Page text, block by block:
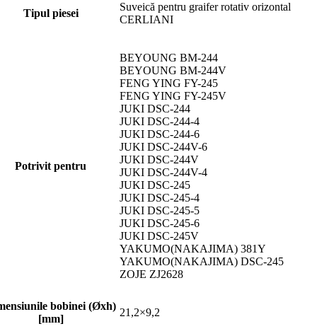
Tipul piesei
Suveică pentru graifer rotativ orizontal
CERLIANI
Potrivit pentru
BEYOUNG BM-244
BEYOUNG BM-244V
FENG YING FY-245
FENG YING FY-245V
JUKI DSC-244
JUKI DSC-244-4
JUKI DSC-244-6
JUKI DSC-244V-6
JUKI DSC-244V
JUKI DSC-244V-4
JUKI DSC-245
JUKI DSC-245-4
JUKI DSC-245-5
JUKI DSC-245-6
JUKI DSC-245V
YAKUMO(NAKAJIMA) 381Y
YAKUMO(NAKAJIMA) DSC-245
ZOJE ZJ2628
bobinei (Øxh)
[mm]
21,2×9,2